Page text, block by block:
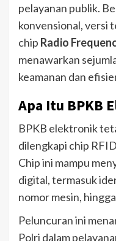
pelayanan publik.
konvensional, versi
chip Radio
menawarkan
keamanan dan
Apa Itu BPKB
BPKB elektronik
dilengkapi chip
Chip ini mampu
digital, termasuk
nomor mesin,
Peluncuran ini
Polri dalam